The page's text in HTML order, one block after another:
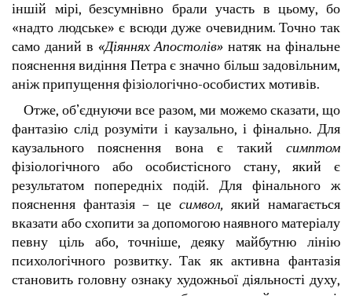
іншій мірі, безсумнівно брали участь в цьому, бо
«надто людське» є всюди дуже очевидним. Точно так
само даний в «Діяннях Апостолів»натяк на фінальне
пояснення видіння Петра є значно більш задовільним,
аніж припущення фізіологічно-особистих мотивів.
Отже, об’єднуючи все разом, ми можемо сказати, що
фантазію слід розуміти і каузально, і фінально. Для
каузального пояснення вона є такий симптом
фізіологічного або особистісного стану, який є
результатом попередніх подій. Для фінального ж
пояснення фантазія – це символ, який намагається
вказати або схопити за допомогою наявного матеріалу
певну ціль або, точніше, деяку майбутню лінію
психологічного розвитку. Так як активна фантазія
становить головну ознаку художньої діяльності духу,